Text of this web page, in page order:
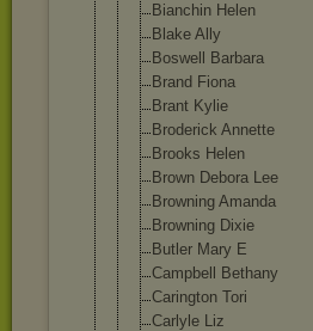
Bianchin Helen
Blake Ally
Boswell Barbara
Brand Fiona
Brant Kylie
Broderick Annette
Brooks Helen
Brown Debora Lee
Browning Amanda
Browning Dixie
Butler Mary E
Campbell Bethany
Carington Tori
Carlyle Liz